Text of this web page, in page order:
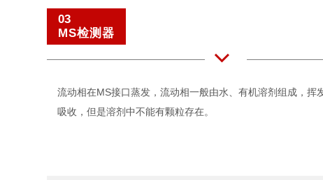
03
MS检测器
流动相在MS接口蒸发，流动相一般由水、有机溶剂组成，
吸收，但是溶剂中不能有颗粒存在。